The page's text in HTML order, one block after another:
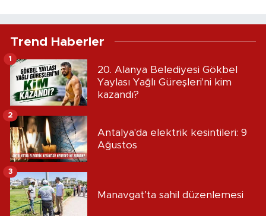
Trend Haberler
20. Alanya Belediyesi Gökbel
Yaylası Yağlı Güreşleri'ni kim
kazandı?
1
Antalya'da elektrik kesintileri: 9
Ağustos
2
Manavgat’ta sahil düzenlemesi
3